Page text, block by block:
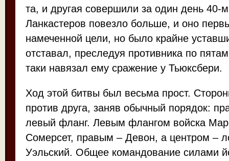
та, и другая совершили за один день
Ланкастеров повезло больше, и оно
намеченной цели, но было крайне
отставал, преследуя противника по
таки навязал ему сражение у Тьюксбери.
Ход этой битвы был весьма прост.
против друга, заняв обычный порядок:
левый фланг. Левым флангом войска
Сомерсет, правым – Девон, а центром –
Уэльский. Общее командование силами